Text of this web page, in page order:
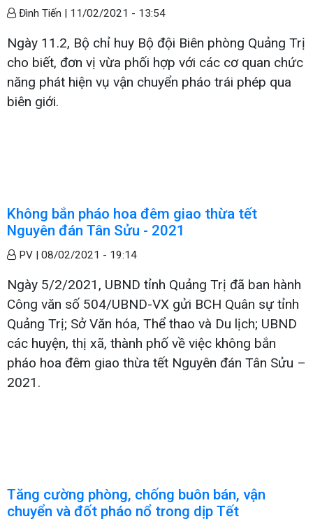
Đình Tiến | 11/02/2021 - 13:54
Ngày 11.2, Bộ chỉ huy Bộ đội Biên phòng Quảng Trị
cho biết, đơn vị vừa phối hợp với các cơ quan chức
năng phát hiện vụ vận chuyển pháo trái phép qua
biên giới.
Không bắn pháo hoa đêm giao thừa tết
Nguyên đán Tân Sửu - 2021
PV | 08/02/2021 - 19:14
Ngày 5/2/2021, UBND tỉnh Quảng Trị đã ban hành
Công văn số 504/UBND-VX gửi BCH Quân sự tỉnh
Quảng Trị; Sở Văn hóa, Thể thao và Du lịch; UBND
các huyện, thị xã, thành phố về việc không bắn
pháo hoa đêm giao thừa tết Nguyên đán Tân Sửu –
2021.
Tăng cường phòng, chống buôn bán, vận
chuyển và đốt pháo nổ trong dịp Tết